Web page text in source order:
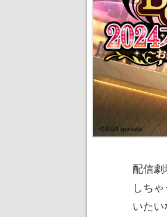
配信
しち
いたい